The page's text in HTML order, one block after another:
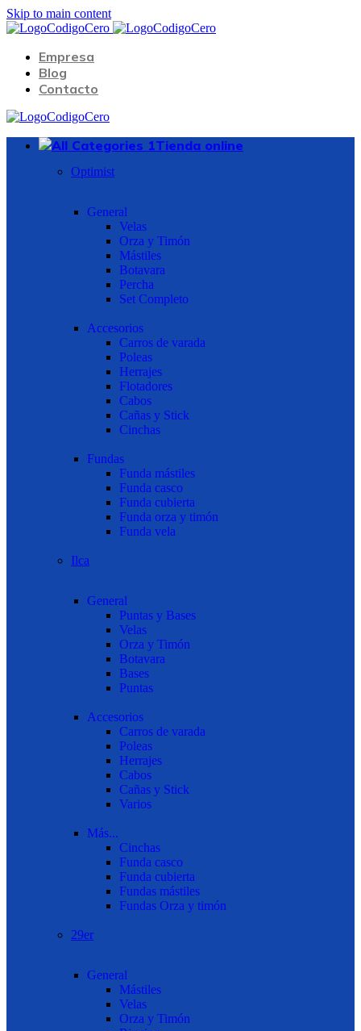
Skip to main content
Empresa
Blog
Contacto
Tienda online
Optimist
General
Velas
Orza y Timón
Mástiles
Botavara
Percha
Set Completo
Accesorios
Carros de varada
Poleas
Herrajes
Flotadores
Cabos
Cañas y Stick
Cinchas
Fundas
Funda mástiles
Funda casco
Funda cubierta
Funda orza y timón
Funda vela
Ilca
General
Puntas y Bases
Velas
Orza y Timón
Botavara
Bases
Puntas
Accesorios
Carros de varada
Poleas
Herrajes
Cabos
Cañas y Stick
Varios
Más...
Cinchas
Funda casco
Funda cubierta
Fundas mástiles
Fundas Orza y timón
29er
General
Mástiles
Velas
Orza y Timón